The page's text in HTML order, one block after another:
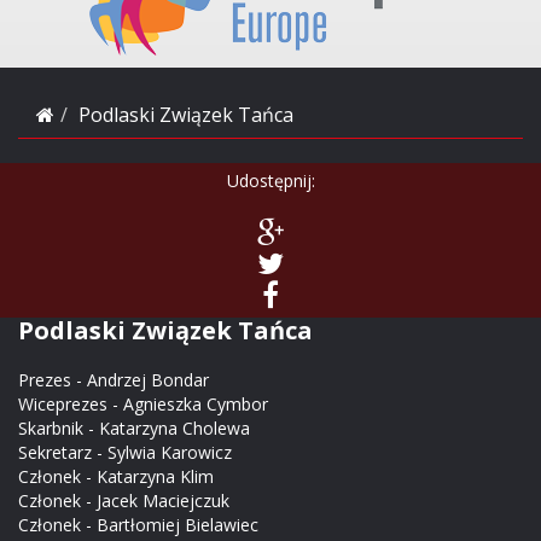
Podlaski Związek Tańca
Udostępnij:
Podlaski Związek Tańca
Prezes - Andrzej Bondar
Wiceprezes - Agnieszka Cymbor
Skarbnik - Katarzyna Cholewa
Sekretarz - Sylwia Karowicz
Członek - Katarzyna Klim
Członek - Jacek Maciejczuk
Członek - Bartłomiej Bielawiec